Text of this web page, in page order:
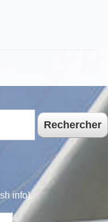
info).